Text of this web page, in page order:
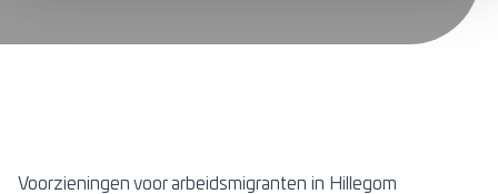
Voorzieningen voor arbeidsmigranten in Hillegom